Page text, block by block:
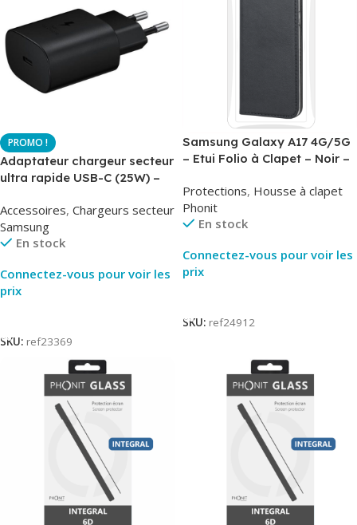
Adaptateur chargeur secteur
ultra rapide USB-C (25W) –
TA800
Accessoires, Chargeurs secteur
Samsung
En stock
Connectez-vous pour voir les
prix
SKU: ref23369
Samsung Galaxy A17 4G/5G
– Etui Folio à Clapet – Noir –
Protections, Housse à clapet
Phonit
En stock
Connectez-vous pour voir les
prix
SKU: ref24912